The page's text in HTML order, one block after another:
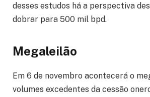
desses estudos há a perspectiva
dobrar para 500 mil bpd.
Megaleilão
Em 6 de novembro acontecerá o
volumes excedentes da cessão